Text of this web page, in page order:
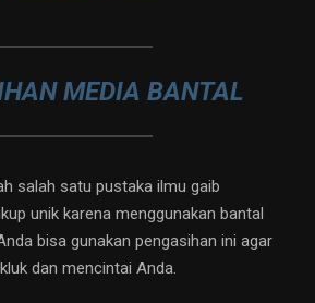
MEDIA BANTAL
salah satu pustaka ilmu gaib
unik karena menggunakan bantal
bisa gunakan pengasihan ini agar
dan mencintai Anda.